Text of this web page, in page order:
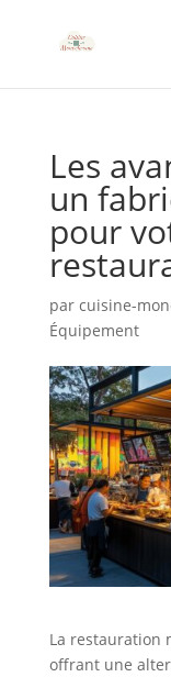
Les
un
pour
par cuisine-
Équipement
La restauration
offrant une